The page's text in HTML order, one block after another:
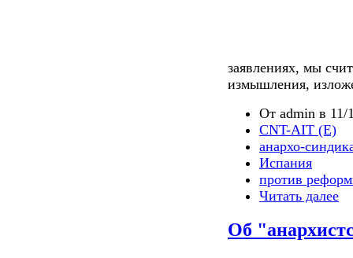
заявлениях, мы
измышления,
От admin в 11/
CNT-AIT (E)
анархо-
Испания
против
Читать далее
Об